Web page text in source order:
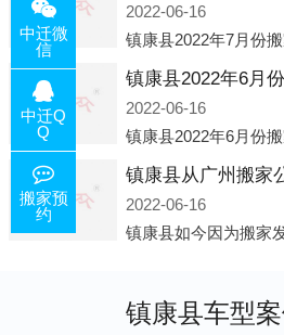
2022-06-16
2022-06-16
2022-06-16
镇康县车型
中迁微
信
中迁Q
Q
搬家预
约